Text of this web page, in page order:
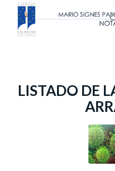
LISTADO DE